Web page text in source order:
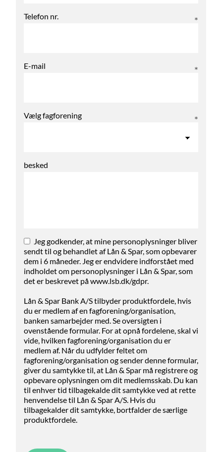
Telefon nr.
E-mail
Vælg fagforening
besked
Jeg godkender, at mine personoplysninger bliver
sendt til og behandlet af Lån & Spar, som opbevarer
dem i 6 måneder. Jeg er endvidere indforstået med
indholdet om personoplysninger i Lån & Spar, som
det er beskrevet på www.lsb.dk/gdpr.
Lån & Spar Bank A/S tilbyder produktfordele, hvis
du er medlem af en fagforening/organisation,
banken samarbejder med. Se oversigten i
ovenstående formular. For at opnå fordelene, skal vi
vide, hvilken fagforening/organisation du er
medlem af. Når du udfylder feltet om
fagforening/organisation og sender denne formular,
giver du samtykke til, at Lån & Spar må registrere og
opbevare oplysningen om dit medlemsskab. Du kan
til enhver tid tilbagekalde dit samtykke ved at rette
henvendelse til Lån & Spar A/S. Hvis du
tilbagekalder dit samtykke, bortfalder de særlige
produktfordele.